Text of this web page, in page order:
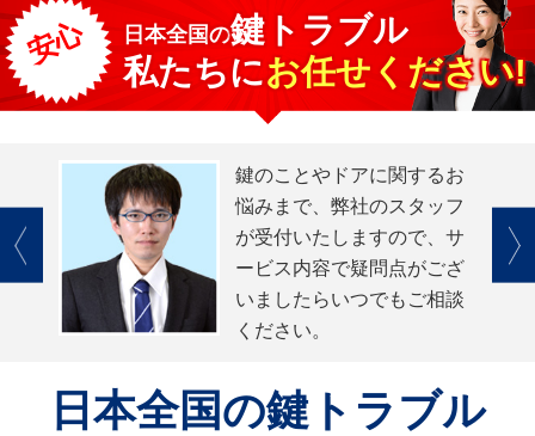
安心 日本全国の鍵トラブル
私たちにお任せください!
鍵のことやドアに関するお
悩みまで、弊社のスタッフ
が受付いたしますので、サ
ービス内容で疑問点がござ
いましたらいつでもご相談
ください。
日本全国の鍵トラブル